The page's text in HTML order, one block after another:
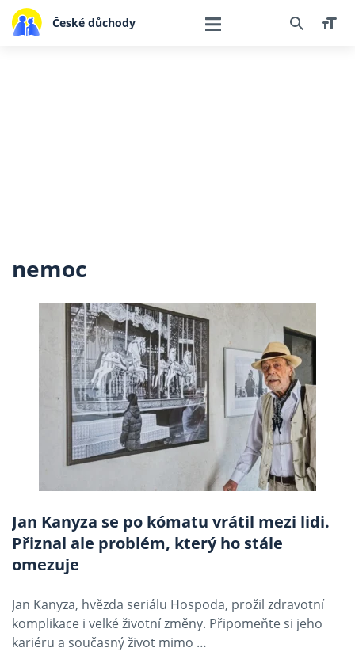
České důchody
nemoc
Jan Kanyza se po kómatu vrátil mezi lidi.
Přiznal ale problém, který ho stále
omezuje
Jan Kanyza, hvězda seriálu Hospoda, prožil zdravotní
komplikace i velké životní změny. Připomeňte si jeho
kariéru a současný život mimo …